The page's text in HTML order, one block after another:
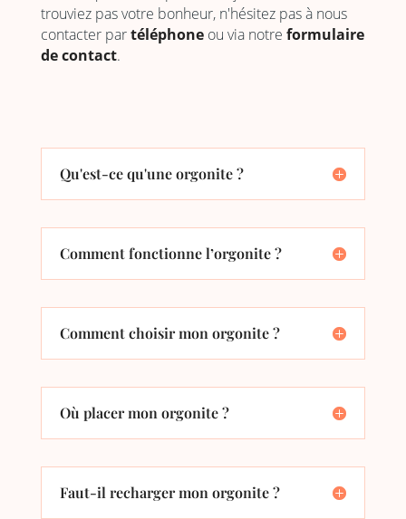
trouviez pas votre bonheur, n'hésitez pas à nous
contacter partéléphoneou via notre formulaire
de contact.
Qu'est-ce qu'une orgonite ?
Comment fonctionne l’orgonite ?
Comment choisir mon orgonite ?
Où placer mon orgonite ?
Faut-il recharger mon orgonite ?